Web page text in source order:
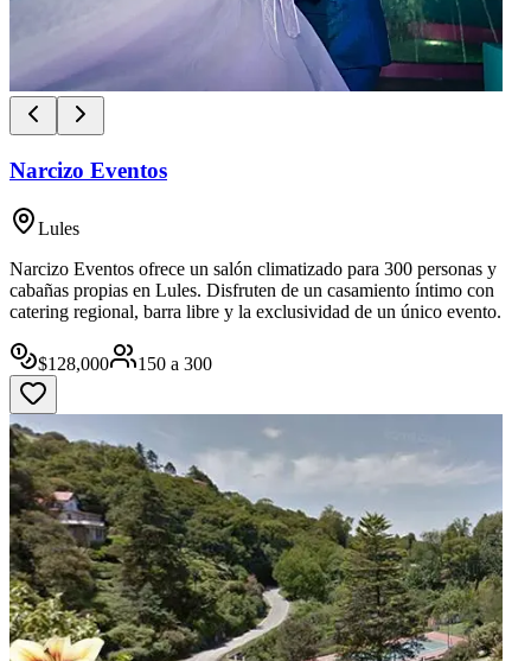
Narcizo Eventos
Lules
Narcizo Eventos ofrece un salón climatizado para 300 personas y
cabañas propias en Lules. Disfruten de un casamiento íntimo con
catering regional, barra libre y la exclusividad de un único evento.
$128,000 150 a 300